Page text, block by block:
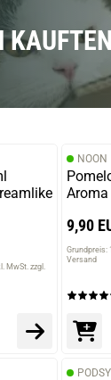
MwSt. zzgl.
NOON
Aroma
9,90
Grundpreis:
Versand